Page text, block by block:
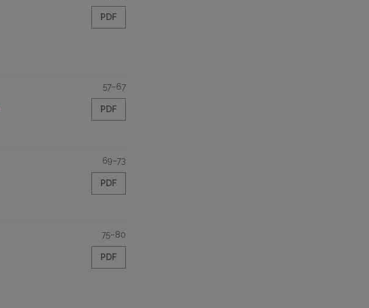
PDF
57–67
PDF
69–73
PDF
75–80
PDF